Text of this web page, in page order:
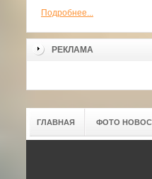
Подробнее...
РЕКЛАМА
ГЛАВНАЯ ФОТО